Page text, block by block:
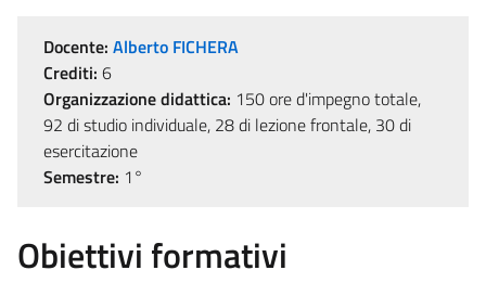
Docente: Alberto FICHERA
Crediti: 6
Organizzazione didattica: 150 ore d'impegno totale,
92 di studio individuale, 28 di lezione frontale, 30 di
esercitazione
Semestre: 1°
Obiettivi formativi